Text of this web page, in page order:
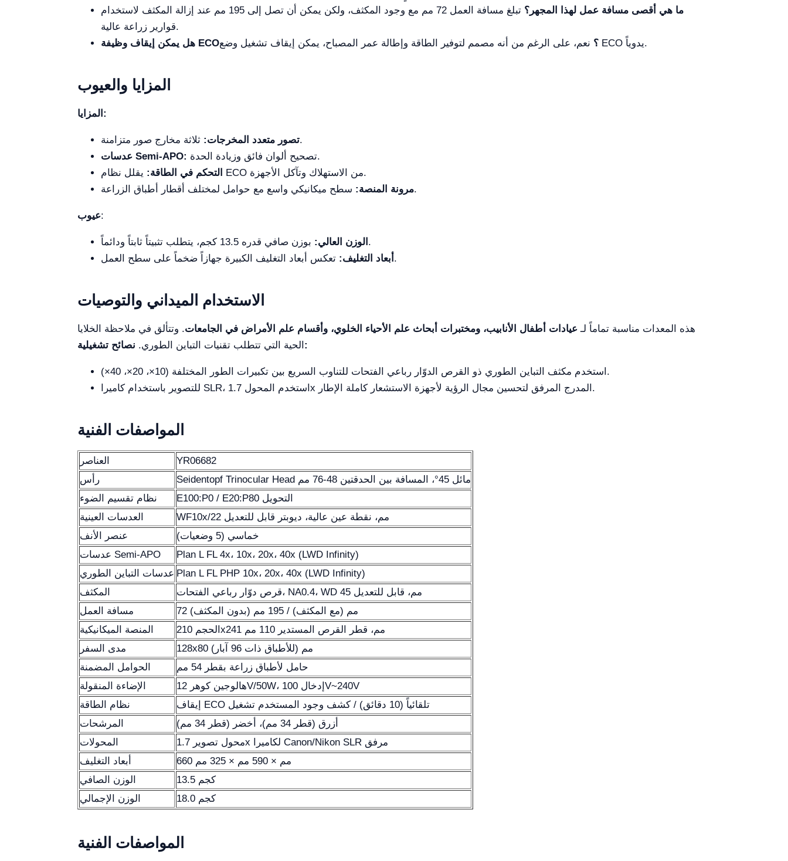
ما هي أقصى مسافة عمل لهذا المجهر؟
تبلغ مسافة العمل 72 مم مع وجود المكثف، ولكن يمكن أن تصل إلى 195 مم عند إزالة المكثف لاستخدام
قوارير زراعة عالية.
هل يمكن إيقاف وظيفة ECO؟
نعم، على الرغم من أنه مصمم لتوفير الطاقة وإطالة عمر المصباح، يمكن إيقاف تشغيل وضع ECO يدوياً.
المزايا والعيوب
المزايا:
تصور متعدد المخرجات:ثلاثة مخارج صور متزامنة.
عدسات Semi-APO:
تصحيح ألوان فائق وزيادة الحدة.
التحكم في الطاقة:
يقلل نظام ECO من الاستهلاك وتآكل الأجهزة.
مرونة المنصة:سطح ميكانيكي واسع مع حوامل لمختلف أقطار أطباق الزراعة.
عيوب:
الوزن العالي: بوزن صافي قدره 13.5 كجم، يتطلب تثبيتاً ثابتاً ودائماً.
أبعاد التغليف: تعكس أبعاد التغليف الكبيرة جهازاً ضخماً على سطح العمل.
الاستخدام الميداني والتوصيات
هذه المعدات مناسبة تماماً لـ عيادات أطفال الأنابيب، ومختبرات أبحاث علم الأحياء الخلوي، وأقسام علم الأمراض في الجامعات. وتتألق في ملاحظة الخلايا
الحية التي تتطلب تقنيات التباين الطوري. نصائح تشغيلية:
استخدم مكثف التباين الطوري ذو القرص الدوّار رباعي الفتحات للتناوب السريع بين تكبيرات الطور المختلفة (10×، 20×، 40×).
للتصوير باستخدام كاميرا SLR، استخدم المحول 1.7x المدرج المرفق لتحسين مجال الرؤية لأجهزة الاستشعار كاملة الإطار.
المواصفات الفنية
العناصر
YR06682
رأس
Seidentopf Trinocular Head مائل 45°، المسافة بين الحدقتين 48-76 مم
نظام تقسيم الضوء
E100:P0 / E20:P80 التحويل
العدسات العينية
WF10x/22 مم، نقطة عين عالية، ديوبتر قابل للتعديل
عنصر الأنف
خماسي (5 وضعيات)
عدسات Semi-APO
Plan L FL 4x، 10x، 20x، 40x (LWD Infinity)
عدسات التباين الطوري Plan L FL PHP 10x، 20x، 40x (LWD Infinity)
المكثف
قرص دوّار رباعي الفتحات، NA0.4، WD 45 مم، قابل للتعديل
مسافة العمل
72 مم (مع المكثف) / 195 مم (بدون المكثف)
المنصة الميكانيكية
الحجم 210x241 مم، قطر القرص المستدير 110 مم
مدى السفر
128x80 مم (للأطباق ذات 96 آبار)
الحوامل المضمنة
حامل لأطباق زراعة بقطر 54 مم
الإضاءة المنقولة
هالوجين كوهر 12V/50W، إدخال 100V~240V
نظام الطاقة
إيقاف ECO تلقائياً (10 دقائق) / كشف وجود المستخدم تشغيل
المرشحات
أزرق (قطر 34 مم)، أخضر (قطر 34 مم)
المحولات
محول تصوير 1.7x لكاميرا Canon/Nikon SLR مرفق
أبعاد التغليف
660 مم × 590 مم × 325 مم
الوزن الصافي
13.5 كجم
الوزن الإجمالي
18.0 كجم
المواصفات الفنية